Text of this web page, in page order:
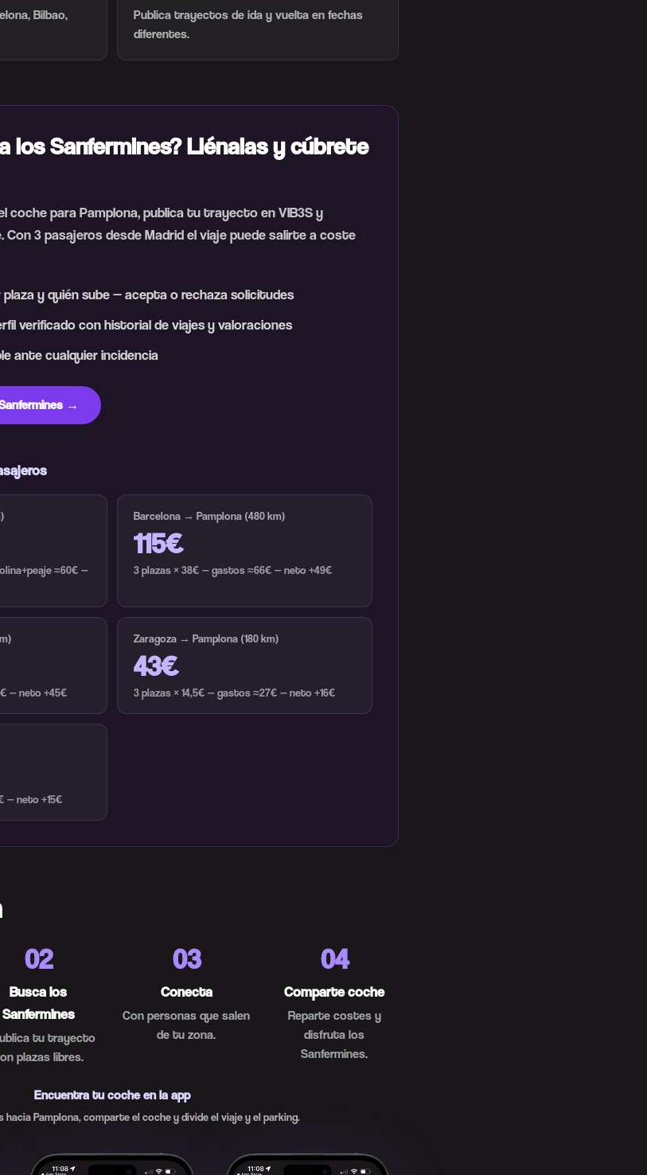
Bilbao,
Publica trayectos de ida y vuelta en fechas
diferentes.
los Sanfermines? Llénalas y cúbrete
coche para Pamplona, publica tu trayecto en VIB3S y
Con 3 pasajeros desde Madrid el viaje puede salirte a coste
plaza y quién sube — acepta o rechaza solicitudes
verificado con historial de viajes y valoraciones
ante cualquier incidencia
→
≈60€ —
Barcelona → Pamplona (480 km)
115€
3 plazas × 38€ — gastos ≈66€ — neto +49€
— neto +45€
Zaragoza → Pamplona (180 km)
43€
3 plazas × 14,5€ — gastos ≈27€ — neto +16€
— neto +15€
02
Busca los
Sanfermines
tu trayecto
plazas libres.
03
Conecta
Con personas que salen
de tu zona.
04
Comparte coche
Reparte costes y
disfruta los
Sanfermines.
Encuentra tu coche en la app
Pamplona, comparte el coche y divide el viaje y el parking.